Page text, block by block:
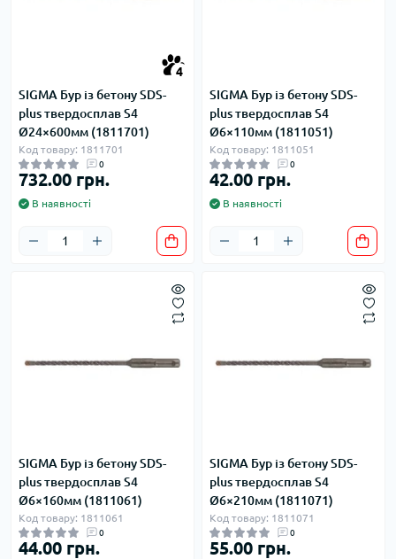
4
SIGMA Бур із бетону SDS-
plus твердосплав S4
Ø24×600мм (1811701)
Код товару: 1811701
0
732.00 грн.
В наявності
SIGMA Бур із бетону SDS-
plus твердосплав S4
Ø6×110мм (1811051)
Код товару: 1811051
0
42.00 грн.
В наявності
SIGMA Бур із бетону SDS-
plus твердосплав S4
Ø6×160мм (1811061)
Код товару: 1811061
0
44.00 грн.
SIGMA Бур із бетону SDS-
plus твердосплав S4
Ø6×210мм (1811071)
Код товару: 1811071
0
55.00 грн.